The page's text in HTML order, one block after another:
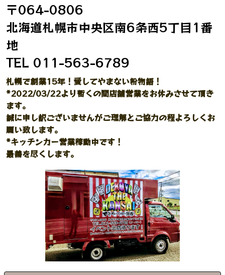
〒064-0806
北海道札幌市中央区南6条西5丁目1番
地
TEL 011-563-6789
札幌で創業15年！愛してやまない粉物語！
*2022/03/22より暫くの間店舗営業をお休みさせて頂き
ます。
誠に申し訳ございませんがご理解とご協力の程よろしくお
願い致します。
*キッチンカー営業稼動中です！
最善を尽くします。